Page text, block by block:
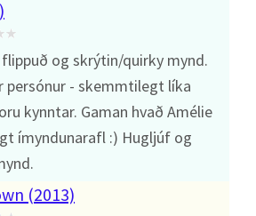
og skrýtin/quirky mynd.
persónur - skemmtilegt líka
kynntar. Gaman hvað Amélie
ímyndunarafl :) Hugljúf og
(2013)